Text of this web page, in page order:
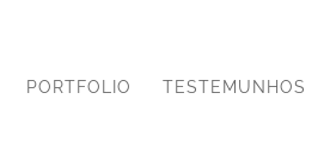
PORTFOLIO TESTEMUNHOS